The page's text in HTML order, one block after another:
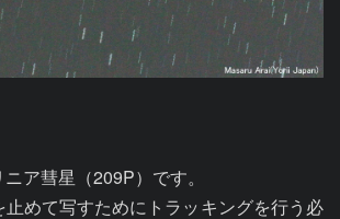
ア彗星（209P）です。
めて写すためにトラッキングを行う必